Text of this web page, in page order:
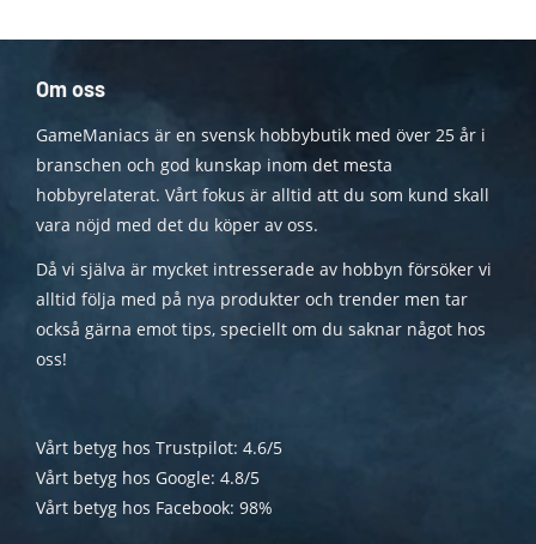
Om oss
GameManiacs är en svensk hobbybutik med över 25 år i
branschen och god kunskap inom det mesta
hobbyrelaterat. Vårt fokus är alltid att du som kund skall
vara nöjd med det du köper av oss.
Då vi själva är mycket intresserade av hobbyn försöker vi
alltid följa med på nya produkter och trender men tar
också gärna emot tips, speciellt om du saknar något hos
oss!
Vårt betyg hos Trustpilot: 4.6/5
Vårt betyg hos Google: 4.8/5
Vårt betyg hos Facebook: 98%